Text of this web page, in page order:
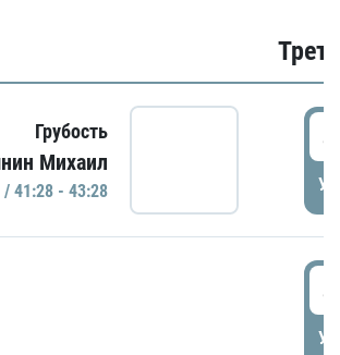
Грубость
Михаил
41:28 - 43:28